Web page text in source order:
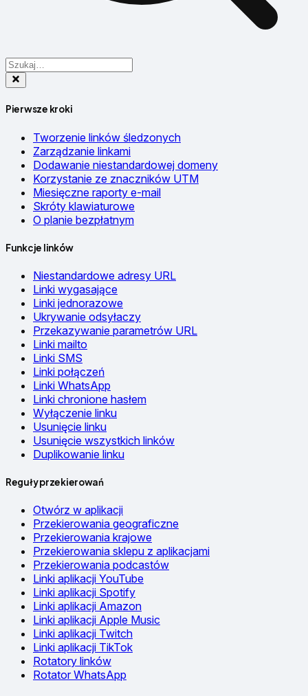
Pierwsze kroki
Tworzenie linków śledzonych
Zarządzanie linkami
Dodawanie niestandardowej domeny
Korzystanie ze znaczników UTM
Miesięczne raporty e-mail
Skróty klawiaturowe
O planie bezpłatnym
Funkcje linków
Niestandardowe adresy URL
Linki wygasające
Linki jednorazowe
Ukrywanie odsyłaczy
Przekazywanie parametrów URL
Linki mailto
Linki SMS
Linki połączeń
Linki WhatsApp
Linki chronione hasłem
Wyłączenie linku
Usunięcie linku
Usunięcie wszystkich linków
Duplikowanie linku
Reguły przekierowań
Otwórz w aplikacji
Przekierowania geograficzne
Przekierowania krajowe
Przekierowania sklepu z aplikacjami
Przekierowania podcastów
Linki aplikacji YouTube
Linki aplikacji Spotify
Linki aplikacji Amazon
Linki aplikacji Apple Music
Linki aplikacji Twitch
Linki aplikacji TikTok
Rotatory linków
Rotator WhatsApp